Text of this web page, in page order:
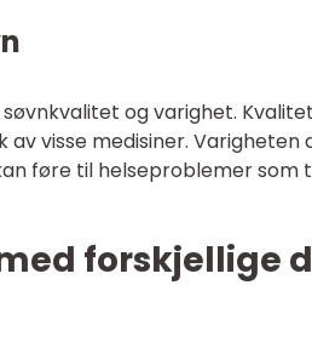
og varighet.
visse medisiner. Varigheten
føre til helseproblemer
forskjellige